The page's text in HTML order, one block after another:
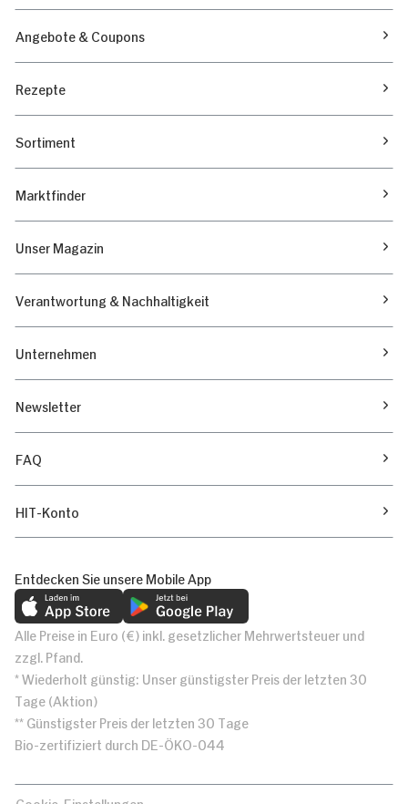
Angebote & Coupons
Rezepte
Sortiment
Marktfinder
Unser Magazin
Verantwortung & Nachhaltigkeit
Unternehmen
Newsletter
FAQ
HIT-Konto
Entdecken Sie unsere Mobile App
Alle Preise in Euro (€) inkl. gesetzlicher Mehrwertsteuer und
zzgl. Pfand.
* Wiederholt günstig: Unser günstigster Preis der letzten 30
Tage (Aktion)
** Günstigster Preis der letzten 30 Tage
Bio-zertifiziert durch DE-ÖKO-044